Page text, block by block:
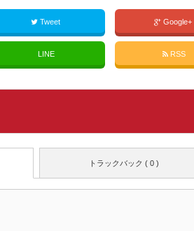
Tweet Google+
LINE RSS
トラックバック ( 0 )